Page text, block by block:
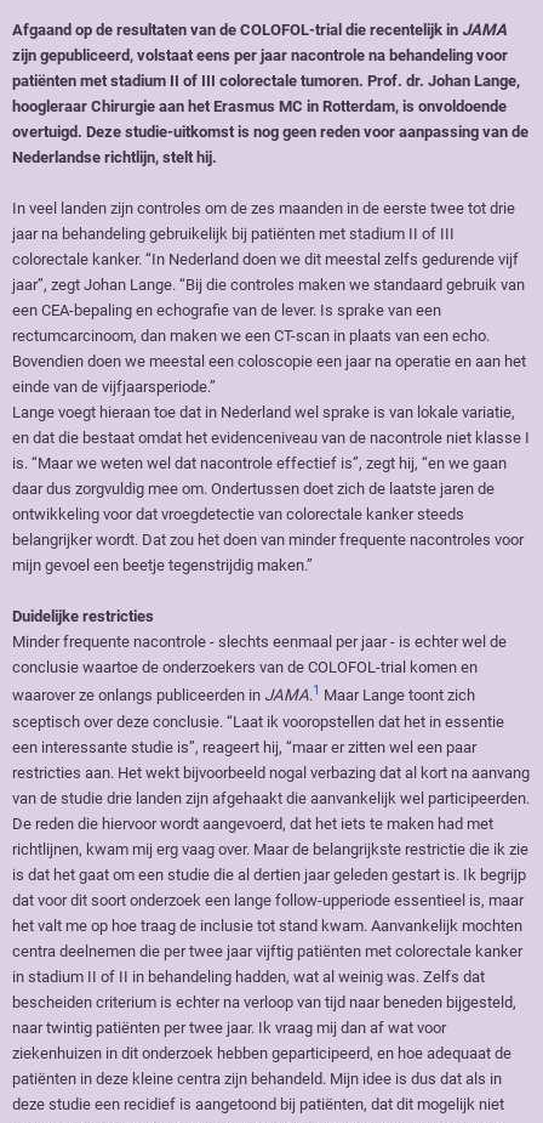
Afgaand op de resultaten van de COLOFOL-trial die recentelijk in JAMA
zijn gepubliceerd, volstaat eens per jaar nacontrole na behandeling voor
patiënten met stadium II of III colorectale tumoren. Prof. dr. Johan Lange,
hoogleraar Chirurgie aan het Erasmus MC in Rotterdam, is onvoldoende
overtuigd. Deze studie-uitkomst is nog geen reden voor aanpassing van de
Nederlandse richtlijn, stelt hij.
In veel landen zijn controles om de zes maanden in de eerste twee tot drie
jaar na behandeling gebruikelijk bij patiënten met stadium II of III
colorectale kanker. “In Nederland doen we dit meestal zelfs gedurende vijf
jaar”, zegt Johan Lange. “Bij die controles maken we standaard gebruik van
een CEA-bepaling en echografie van de lever. Is sprake van een
rectumcarcinoom, dan maken we een CT-scan in plaats van een echo.
Bovendien doen we meestal een coloscopie een jaar na operatie en aan het
einde van de vijfjaarsperiode.”
Lange voegt hieraan toe dat in Nederland wel sprake is van lokale variatie,
en dat die bestaat omdat het evidenceniveau van de nacontrole niet klasse I
is. “Maar we weten wel dat nacontrole effectief is”, zegt hij, “en we gaan
daar dus zorgvuldig mee om. Ondertussen doet zich de laatste jaren de
ontwikkeling voor dat vroegdetectie van colorectale kanker steeds
belangrijker wordt. Dat zou het doen van minder frequente nacontroles voor
mijn gevoel een beetje tegenstrijdig maken.”
Duidelijke restricties
Minder frequente nacontrole - slechts eenmaal per jaar - is echter wel de
conclusie waartoe de onderzoekers van de COLOFOL-trial komen en
waarover ze onlangs publiceerden in JAMA.1
Maar Lange toont zich
sceptisch over deze conclusie. “Laat ik vooropstellen dat het in essentie
een interessante studie is”, reageert hij, “maar er zitten wel een paar
restricties aan. Het wekt bijvoorbeeld nogal verbazing dat al kort na aanvang
van de studie drie landen zijn afgehaakt die aanvankelijk wel participeerden.
De reden die hiervoor wordt aangevoerd, dat het iets te maken had met
richtlijnen, kwam mij erg vaag over. Maar de belangrijkste restrictie die ik zie
is dat het gaat om een studie die al dertien jaar geleden gestart is. Ik begrijp
dat voor dit soort onderzoek een lange follow-upperiode essentieel is, maar
het valt me op hoe traag de inclusie tot stand kwam. Aanvankelijk mochten
centra deelnemen die per twee jaar vijftig patiënten met colorectale kanker
in stadium II of II in behandeling hadden, wat al weinig was. Zelfs dat
bescheiden criterium is echter na verloop van tijd naar beneden bijgesteld,
naar twintig patiënten per twee jaar. Ik vraag mij dan af wat voor
ziekenhuizen in dit onderzoek hebben geparticipeerd, en hoe adequaat de
patiënten in deze kleine centra zijn behandeld. Mijn idee is dus dat als in
deze studie een recidief is aangetoond bij patiënten, dat dit mogelijk niet